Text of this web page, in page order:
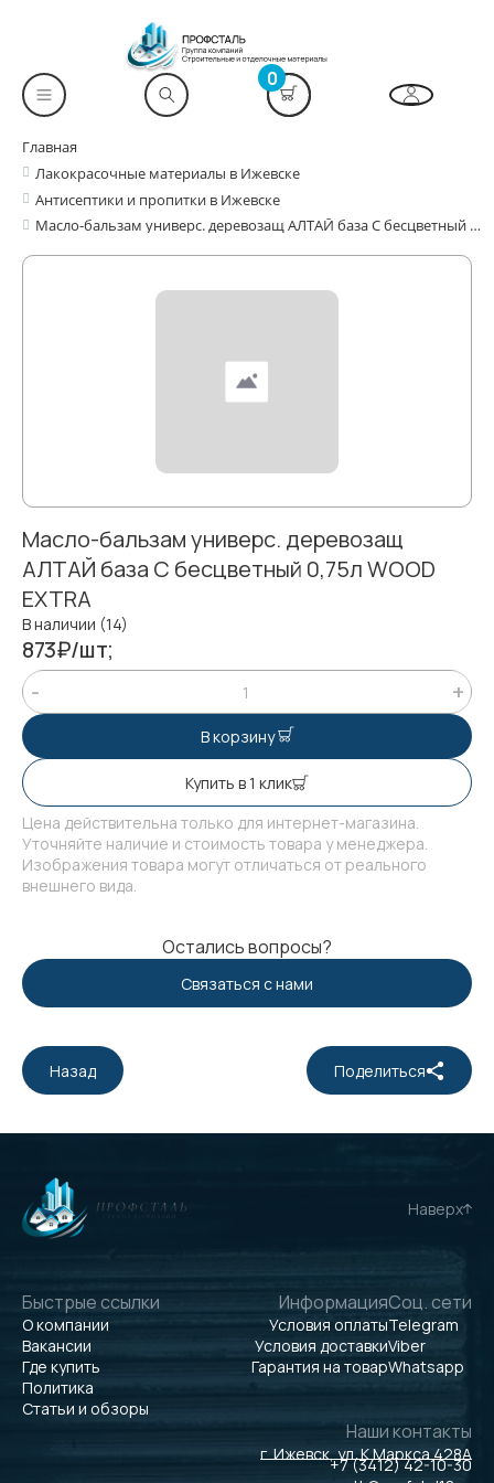
0
Главная
Лакокрасочные материалы в Ижевске
Антисептики и пропитки в Ижевске
Масло-бальзам универс. деревозащ АЛТАЙ база C бесцветный 0,75л WOOD EXTRA
Масло-бальзам универс. деревозащ
АЛТАЙ база C бесцветный 0,75л WOOD
EXTRA
В наличии (14)
873₽/шт;
В корзину
Купить в 1 клик
Цена действительна только для интернет-магазина.
Уточняйте наличие и стоимость товара у менеджера.
Изображения товара могут отличаться от реального
внешнего вида.
Остались вопросы?
Связаться с нами
Назад Поделиться
Наверх
Быстрые ссылки
О компании
Вакансии
Где купить
Политика
Статьи и обзоры
Информация
Условия оплаты
Условия доставки
Гарантия на товар
Соц. сети
Telegram
Viber
Whatsapp
Наши контакты
г. Ижевск, ул. К.Маркса 428А
+7 (3412) 42-10-30